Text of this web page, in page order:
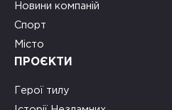
Новини компаній
Спорт
Місто
ПРОЄКТИ
Герої тилу